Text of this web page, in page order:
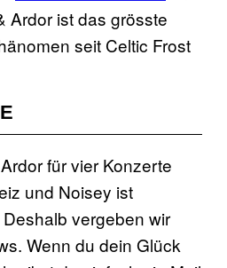
Ardor ist das grösste
seit Celtic Frost
für vier Konzerte
und Noisey ist
vergeben wir
Wenn du dein Glück